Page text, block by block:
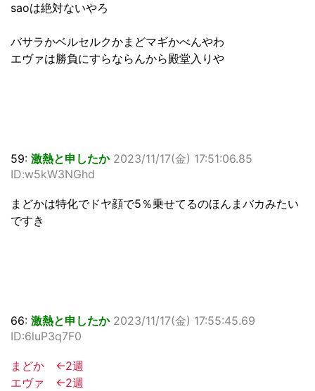
saoは絶対ないやろ
バサラかベルセルクかまどマギかべんやわ
エヴァは勝負にすらならんから殿堂入りや
59: 激熱と申したか 2023/11/17(金) 17:51:06.85
ID:w5kW3NGhd
まどかは特化でドヤ顔で5％乗せてるのほんまバカみたい
ですき
66: 激熱と申したか 2023/11/17(金) 17:55:45.69
ID:6luP3q7F0
まどか ←2週
エヴァ ←2週